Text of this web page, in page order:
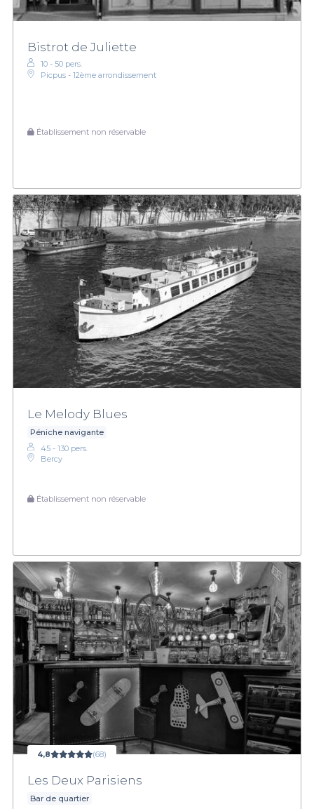
Bistrot de Juliette
10 - 50 pers.
Picpus - 12ème arrondissement
Établissement non réservable
Le Melody Blues
Péniche navigante
45 - 130 pers.
Bercy
Établissement non réservable
4,8 (68)
Les Deux Parisiens
Bar de quartier